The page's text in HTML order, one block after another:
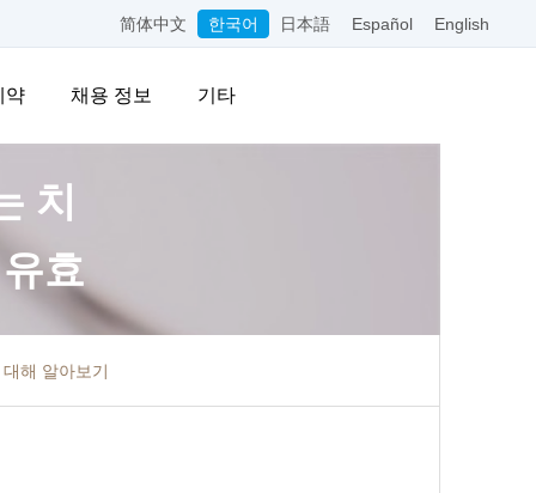
简体中文 한국어 日本語 Español English
약 채용 정보 기타
치
효
해 알아보기